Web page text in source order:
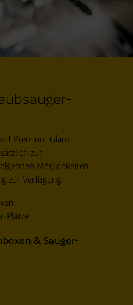
Premium Glanz –
zur
Möglichkeiten
zur Verfügung.
Plätze
& Sauger-